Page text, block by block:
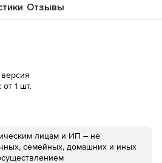
Отзывы
1 шт.
лицам и ИП – не
семейных, домашних и иных